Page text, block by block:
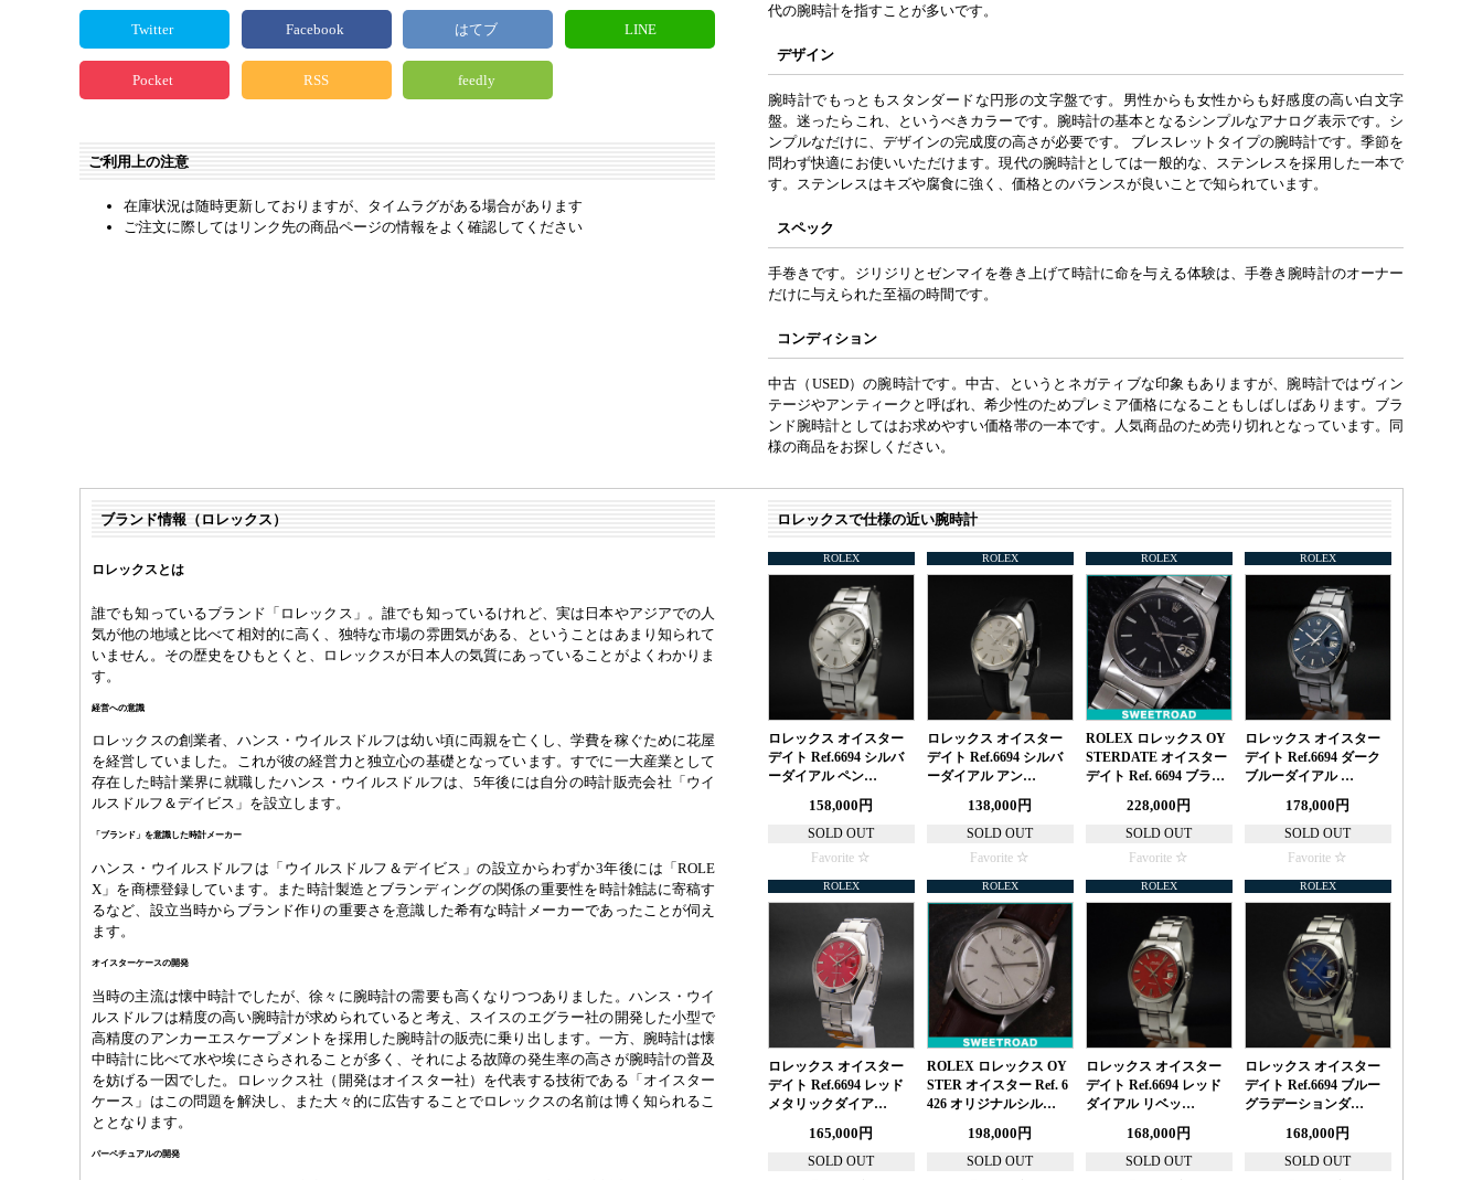
代の腕時計を指すことが多いです。
デザイン
腕時計でもっともスタンダードな円形の文字盤です。男性からも女性からも好感度の高い白文字
盤。迷ったらこれ、というべきカラーです。腕時計の基本となるシンプルなアナログ表示です。シ
ンプルなだけに、デザインの完成度の高さが必要です。 ブレスレットタイプの腕時計です。季節を
問わず快適にお使いいただけます。現代の腕時計としては一般的な、ステンレスを採用した一本で
す。ステンレスはキズや腐食に強く、価格とのバランスが良いことで知られています。
スペック
手巻きです。ジリジリとゼンマイを巻き上げて時計に命を与える体験は、手巻き腕時計のオーナー
だけに与えられた至福の時間です。
コンディション
中古（USED）の腕時計です。中古、というとネガティブな印象もありますが、腕時計ではヴィン
テージやアンティークと呼ばれ、希少性のためプレミア価格になることもしばしばあります。ブラ
ンド腕時計としてはお求めやすい価格帯の一本です。人気商品のため売り切れとなっています。同
様の商品をお探しください。
Twitter Facebook はてブ LINE
Pocket RSS feedly
ご利用上の注意
在庫状況は随時更新しておりますが、タイムラグがある場合があります
ご注文に際してはリンク先の商品ページの情報をよく確認してください
ブランド情報（ロレックス）
ロレックスとは
誰でも知っているブランド「ロレックス」。誰でも知っているけれど、実は日本やアジアでの人
気が他の地域と比べて相対的に高く、独特な市場の雰囲気がある、ということはあまり知られて
いません。その歴史をひもとくと、ロレックスが日本人の気質にあっていることがよくわかりま
す。
経営への意識
ロレックスの創業者、ハンス・ウイルスドルフは幼い頃に両親を亡くし、学費を稼ぐために花屋
を経営していました。これが彼の経営力と独立心の基礎となっています。すでに一大産業として
存在した時計業界に就職したハンス・ウイルスドルフは、5年後には自分の時計販売会社「ウイ
ルスドルフ＆デイビス」を設立します。
「ブランド」を意識した時計メーカー
ハンス・ウイルスドルフは「ウイルスドルフ＆デイビス」の設立からわずか3年後には「ROLE
X」を商標登録しています。また時計製造とブランディングの関係の重要性を時計雑誌に寄稿す
るなど、設立当時からブランド作りの重要さを意識した希有な時計メーカーであったことが伺え
ます。
オイスターケースの開発
当時の主流は懐中時計でしたが、徐々に腕時計の需要も高くなりつつありました。ハンス・ウイ
ルスドルフは精度の高い腕時計が求められていると考え、スイスのエグラー社の開発した小型で
高精度のアンカーエスケープメントを採用した腕時計の販売に乗り出します。一方、腕時計は懐
中時計に比べて水や埃にさらされることが多く、それによる故障の発生率の高さが腕時計の普及
を妨げる一因でした。ロレックス社（開発はオイスター社）を代表する技術である「オイスター
ケース」はこの問題を解決し、また大々的に広告することでロレックスの名前は博く知られるこ
ととなります。
パーペチュアルの開発
ロレックスで仕様の近い腕時計
ROLEX
ロレックス オイスター
デイト Ref.6694 シルバ
ーダイアル ペン…
158,000円
SOLD OUT
Favorite
ROLEX
ロレックス オイスター
デイト Ref.6694 シルバ
ーダイアル アン…
138,000円
SOLD OUT
Favorite
ROLEX
ROLEX ロレックス OY
STERDATE オイスター
デイト Ref. 6694 ブラ…
228,000円
SOLD OUT
Favorite
ROLEX
ロレックス オイスター
デイト Ref.6694 ダーク
ブルーダイアル …
178,000円
SOLD OUT
Favorite
ROLEX
ロレックス オイスター
デイト Ref.6694 レッド
メタリックダイア…
165,000円
SOLD OUT
ROLEX
ROLEX ロレックス OY
STER オイスター Ref. 6
426 オリジナルシル…
198,000円
SOLD OUT
ROLEX
ロレックス オイスター
デイト Ref.6694 レッド
ダイアル リベッ…
168,000円
SOLD OUT
ROLEX
ロレックス オイスター
デイト Ref.6694 ブルー
グラデーションダ…
168,000円
SOLD OUT